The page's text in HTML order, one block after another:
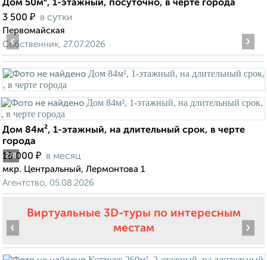
Дом 50м², 1-этажный, посуточно, в черте города
3 500 ₽ в сутки
Первомайская
Собственник, 27.07.2026
2/8
‹ ›
Дом 84м², 1-этажный, на длительный срок, в черте
города
18 000 ₽ в месяц
мкр. Центральный, Лермонтова 1
Агентство, 05.08.2026
Виртуальные 3D-туры по интересным
местам
‹ ›